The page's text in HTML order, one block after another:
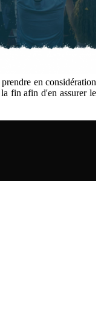
en considération
fin afin d'en assurer le